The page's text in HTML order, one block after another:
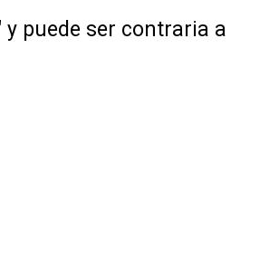
puede ser contraria a